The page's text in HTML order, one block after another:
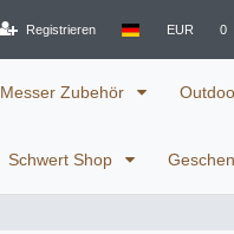
Registrieren EUR 0
Messer Zubehör
Schwert Shop